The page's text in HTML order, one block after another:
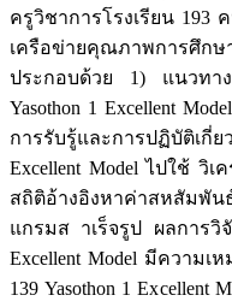
ครูวิชาการโรงเรียน
เครือข่ายคุณภาพการศึก
ประกอบด้วย 1) แนวทา
Yasothon 1 Excellent
การรับรู้และการปฏิบัติเกี่
Excellent Model ไปใช้ วิ
สถิติอ้างอิงหาค่าสหสัมพั
แกรมส าเร็จรูป ผลการวิ
Excellent Model มีความ
139 Yasothon 1